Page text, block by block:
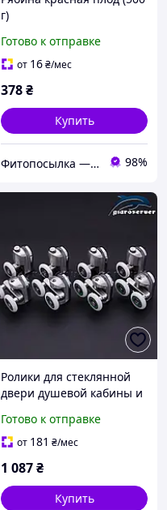
г)
Готово к отправке
от 16₴/мес
378₴
Купить
Фитопосылка — магазин растительного сырья и натуральной продукции. В каталоге более 200 позиций 98%
Ролики для стеклянной
двери душевой кабины и
нержавеющей стали
SUS304.
Готово к отправке
от 181 ₴/мес
1 087₴
Купить